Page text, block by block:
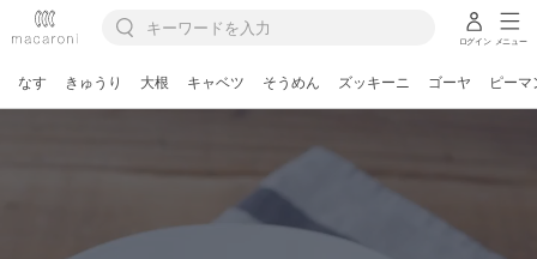
ログイン メニュー
なす きゅうり 大根 キャベツ そうめん ズッキーニ ゴーヤ ピーマ